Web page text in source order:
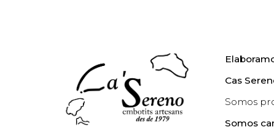
Cas
Somos
Somos